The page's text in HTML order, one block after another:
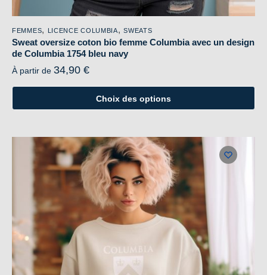
FEMMES, LICENCE COLUMBIA,SWEATS
Sweat oversize coton bio femme Columbia avec un design
de Columbia 1754 bleu navy
À partir de 34,90 €
Choix des options
plusieurs
variations.
options
peuvent
être
choisies
sur